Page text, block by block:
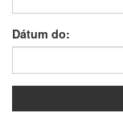
Dátum do: